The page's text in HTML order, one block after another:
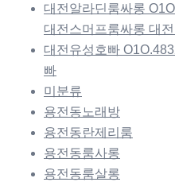
대전알라딘룸싸롱
대전스머프룸싸롱 대
대전유성호빠
빠
미분류
용전동노래방
용전동란제리룸
용전동룸사롱
용전동룸살롱